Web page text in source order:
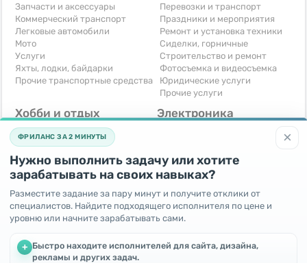
Запчасти и аксессуары
Коммерческий транспорт
Легковые автомобили
Мото
Услуги
Яхты, лодки, байдарки
Прочие транспортные средства
Перевозки и транспорт
Праздники и мероприятия
Ремонт и установка техники
Сиделки, горничные
Строительство и ремонт
Фотосъемка и видеосъемка
Юридические услуги
Прочие услуги
Хобби и отдых
Книги и журналы
Музыкальные инструменты
Охота и рыбалка
Спорт и отдых
Другое
Электроника
Приставки и видеоигры
Телефоны и связь
Услуги
Фотоаппараты
Другое
Для бизнеса
Готовый бизнес
×
ФРИЛАНС ЗА 2 МИНУТЫ
Нужно выполнить задачу или хотите
зарабатывать на своих навыках?
Разместите задание за пару минут и получите отклики от
специалистов. Найдите подходящего исполнителя по цене и
уровню или начните зарабатывать сами.
+ Быстро находите исполнителей для сайта, дизайна,
рекламы и других задач.